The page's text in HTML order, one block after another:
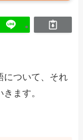
について、それ
ます。